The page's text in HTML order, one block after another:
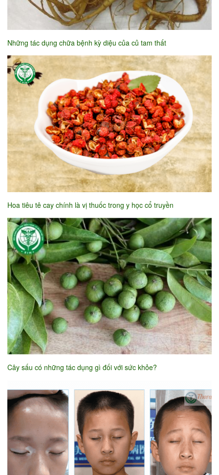
Những tác dụng chữa bệnh kỳ diệu của củ tam thất
Hoa tiêu tê cay chính là vị thuốc trong y học cổ truyền
Cây sấu có những tác dụng gì đối với sức khỏe?